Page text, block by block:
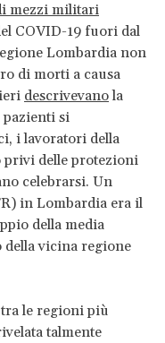
mezzi militari
COVID-19 fuori dal
Lombardia non
di morti a causa
descrivevanola
pazienti si
i lavoratori della
privi delle protezioni
celebrarsi. Un
in Lombardia era il
della media
della vicina regione
tra le regioni più
talmente